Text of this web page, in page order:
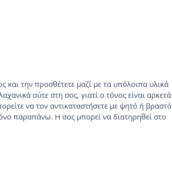
και την προσθέτετε μαζί με τα υπόλοιπα υλικά
ούτε στη σος, γιατί ο τόνος είναι αρκετά
να τον αντικαταστήσετε με ψητό ή βραστό
παραπάνω. H σος μπορεί να διατηρηθεί στο